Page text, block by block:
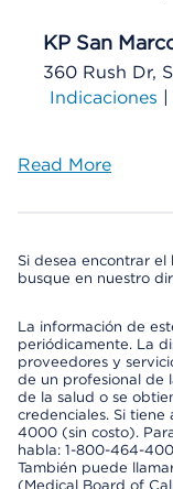
KP San
360 Rush Dr,
Indicaciones |
Read More
Si desea encontrar
busque en nuestro
La información de
periódicamente. La
proveedores y
de un profesional de
de la salud o se
credenciales. Si
4000 (sin costo).
habla: 1-800-464-
También puede
(Medical Board of